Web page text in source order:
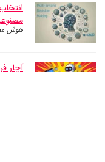
هوش
آچار